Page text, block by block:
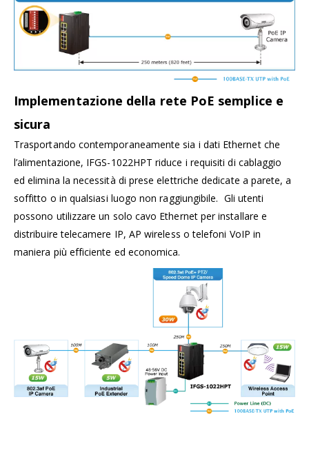
Implementazione della rete PoE semplice e
sicura
Trasportando contemporaneamente sia i dati Ethernet che
l’alimentazione, IFGS-1022HPT riduce i requisiti di cablaggio
ed elimina la necessità di prese elettriche dedicate a parete, a
soffitto o in qualsiasi luogo non raggiungibile. Gli utenti
possono utilizzare un solo cavo Ethernet per installare e
distribuire telecamere IP, AP wireless o telefoni VoIP in
maniera più efficiente ed economica.